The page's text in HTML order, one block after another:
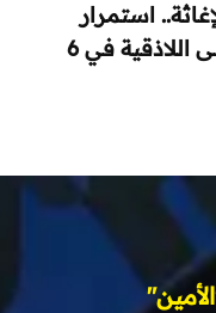
استمرار
تأمين أدوية غسيل الكلى لمرضى اللاذقية في 6